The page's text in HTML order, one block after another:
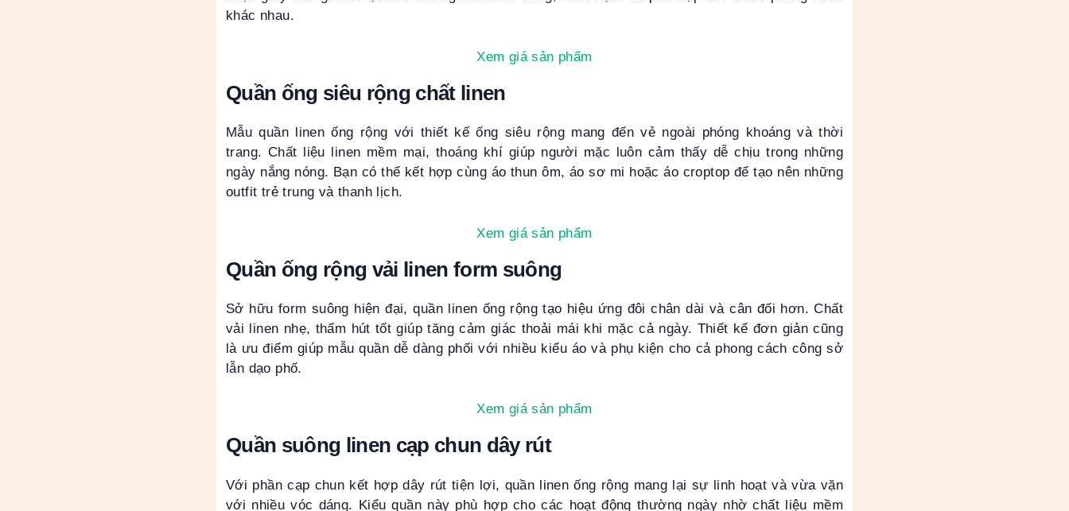
khác nhau.
Xem giá sản phẩm
Quần ống siêu rộng chất linen
Mẫu quần linen ống rộng với thiết kế ống siêu rộng mang đến vẻ ngoài phóng khoáng và thời
trang. Chất liệu linen mềm mại, thoáng khí giúp người mặc luôn cảm thấy dễ chịu trong những
ngày nắng nóng. Bạn có thể kết hợp cùng áo thun ôm, áo sơ mi hoặc áo croptop để tạo nên những
outfit trẻ trung và thanh lịch.
Xem giá sản phẩm
Quần ống rộng vải linen form suông
Sở hữu form suông hiện đại, quần linen ống rộng tạo hiệu ứng đôi chân dài và cân đối hơn. Chất
vải linen nhẹ, thấm hút tốt giúp tăng cảm giác thoải mái khi mặc cả ngày. Thiết kế đơn giản cũng
là ưu điểm giúp mẫu quần dễ dàng phối với nhiều kiểu áo và phụ kiện cho cả phong cách công sở
lẫn dạo phố.
Xem giá sản phẩm
Quần suông linen cạp chun dây rút
Với phần cạp chun kết hợp dây rút tiện lợi, quần linen ống rộng mang lại sự linh hoạt và vừa vặn
với nhiều vóc dáng. Kiểu quần này phù hợp cho các hoạt động thường ngày nhờ chất liệu mềm